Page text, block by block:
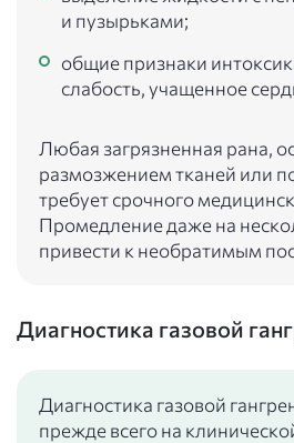
и пузырьками;
общие признаки
слабость, учащенное
Любая загрязненная рана,
размозжением тканей или
требует срочного
Промедление даже на
привести к необратимым
Диагностика газовой
Диагностика газовой
прежде всего на